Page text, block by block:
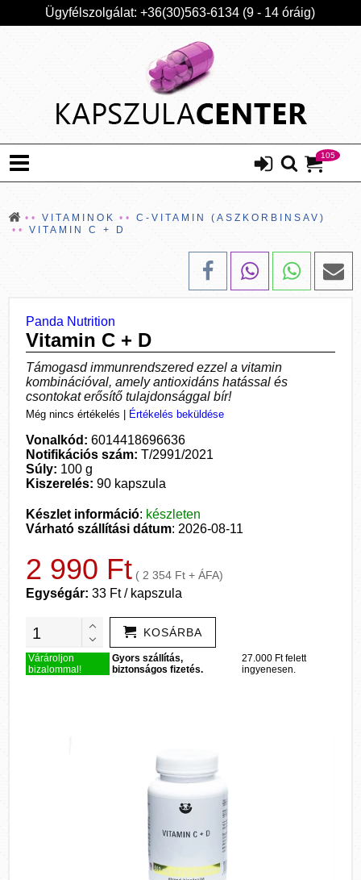
Ügyfélszolgálat: +36(30)563-6134 (9 - 14 óráig)
105
VITAMINOK
C-VITAMIN (ASZKORBINSAV)
VITAMIN C + D
Panda Nutrition
Vitamin C + D
Támogasd immunrendszered ezzel a vitamin
kombinációval, amely antioxidáns hatással és
csontokat erősítő tulajdonsággal bír!
Még nincs értékelés Értékelés beküldése
Vonalkód: 6014418696636
Notifikációs szám: T/2991/2021
Súly: 100 g
Kiszerelés: 90 kapszula
Készlet információ: készleten
Várható szállítási dátum: 2026-08-11
2 990 Ft ( 2 354 Ft + ÁFA)
Egységár: 33 Ft / kapszula
KOSÁRBA
Várároljon
bizalommal!
Gyors szállítás,
biztonságos fizetés.
27.000 Ft felett
ingyenesen.